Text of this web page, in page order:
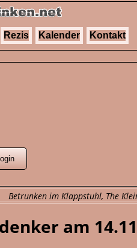
Rezis Kalender Kontakt
Betrunken im Klappstuhl, The
am